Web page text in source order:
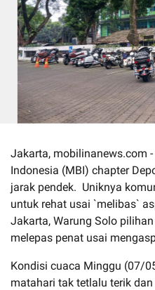
Jakarta, mobilinanews.com
Indonesia (MBI) chapter
jarak pendek. Uniknya
untuk rehat usai `melibas`
Jakarta, Warung Solo
melepas penat usai
Kondisi cuaca Minggu (07/
matahari tak tetlalu terik